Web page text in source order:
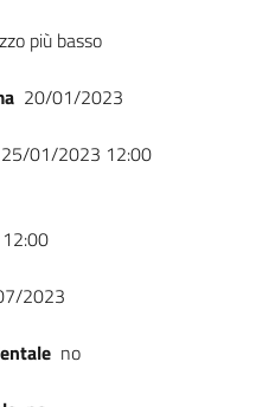
più basso
20/01/2023
25/01/2023 12:00
2023
no